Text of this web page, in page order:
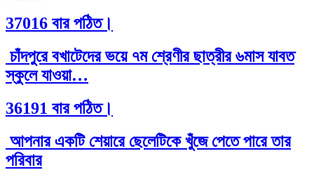
37016 বার পঠিত।
চাঁদপুরে বখাটেদের ভয়ে ৭ম শ্রেণীর ছাত্রীর ৬মাস যাবত
স্কুলে যাওয়া…
36191 বার পঠিত।
আপনার একটি শেয়ারে ছেলেটিকে খুঁজে পেতে পারে তার
পরিবার